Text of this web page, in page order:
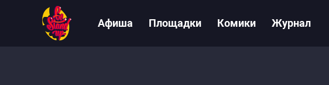
Афиша Площадки Комики Журнал